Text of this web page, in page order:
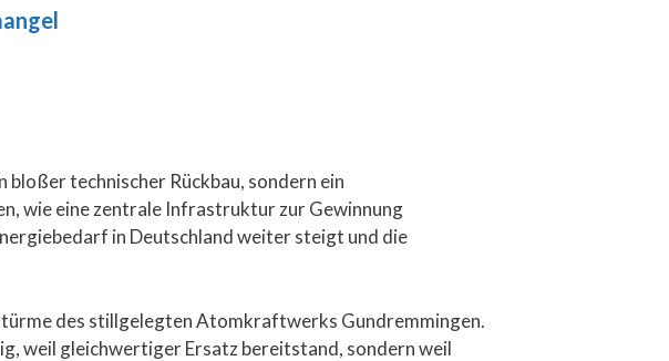
technischer Rückbau, sondern ein
wie eine zentrale Infrastruktur zur Gewinnung
in Deutschland weiter steigt und die
des stillgelegten Atomkraftwerks Gundremmingen.
weil gleichwertiger Ersatz bereitstand, sondern weil